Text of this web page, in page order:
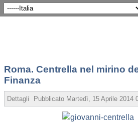
Roma. Centrella nel mirino
Finanza
Dettagli Pubblicato Martedì, 15 Aprile 2014